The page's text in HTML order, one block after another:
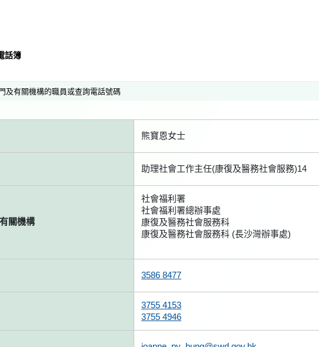
話簿
及有關機構的職員或查詢電話號碼
熊寶恩女士
助理社會工作主任(康復及醫務社會服務)14
關機構
社會福利署
社會福利署總辦事處
康復及醫務社會服務科
康復及醫務社會服務科 (長沙灣辦事處)
3586 8477
3755 4153
3755 4946